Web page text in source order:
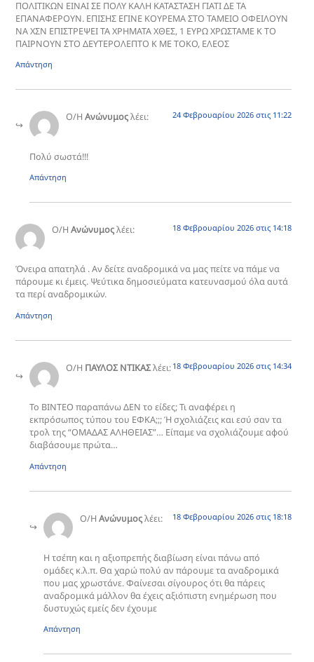
ΠΟΛΙΤΙΚΩΝ ΕΙΝΑΙ ΣΕ ΠΟΛΥ ΚΑΛΗ ΚΑΤΑΣΤΑΣΗ ΓΙΑΤΙ ΔΕ ΤΑ
ΕΠΑΝΑΦΕΡΟΥΝ. ΕΠΙΣΗΣ ΕΓΙΝΕ ΚΟΥΡΕΜΑ ΣΤΟ ΤΑΜΕΙΟ ΟΦΕΙΛΟΥΝ
ΝΑ ΧΣΝ ΕΠΙΣΤΡΕΨΕΙ ΤΑ ΧΡΗΜΑΤΑ ΧΘΕΣ, 1 ΕΥΡΩ ΧΡΩΣΤΑΜΕ Κ ΤΟ
ΠΑΙΡΝΟΥΝ ΣΤΟ ΔΕΥΤΕΡΟΛΕΠΤΟ Κ ΜΕ ΤΟΚΟ, ΕΛΕΟΣ
Απάντηση
Ο/ΗΑνώνυμος λέει: 24 Φεβρουαρίου 2026 στις 11:22
Πολύ σωστά!!!
Απάντηση
Ο/ΗΑνώνυμος λέει: 18 Φεβρουαρίου 2026 στις 14:18
Όνειρα απατηλά . Αν δείτε αναδρομικά να μας πείτε να πάμε να
πάρουμε κι έμεις. Ψεύτικα δημοσιεύματα κατευνασμού όλα αυτά
τα περί αναδρομικών.
Απάντηση
Ο/Η ΠΑΥΛΟΣ ΝΤΙΚΑΣλέει: 18 Φεβρουαρίου 2026 στις 14:34
Το ΒΙΝΤΕΟ παραπάνω ΔΕΝ το είδες; Τι αναφέρει η
εκπρόσωπος τύπου του ΕΦΚΑ;;; Ή σχολιάζεις και εσύ σαν τα
τρολ της “ΟΜΑΔΑΣ ΑΛΗΘΕΙΑΣ”… Είπαμε να σχολιάζουμε αφού
διαβάσουμε πρώτα…
Απάντηση
Ο/ΗΑνώνυμος λέει: 18 Φεβρουαρίου 2026 στις 18:18
Η τσέπη και η αξιοπρεπής διαβίωση είναι πάνω από
ομάδες κ.λ.π. Θα χαρώ πολύ αν πάρουμε τα αναδρομικά
που μας χρωστάνε. Φαίνεσαι σίγουρος ότι θα πάρεις
αναδρομικά μάλλον θα έχεις αξιόπιστη ενημέρωση που
δυστυχώς εμείς δεν έχουμε
Απάντηση